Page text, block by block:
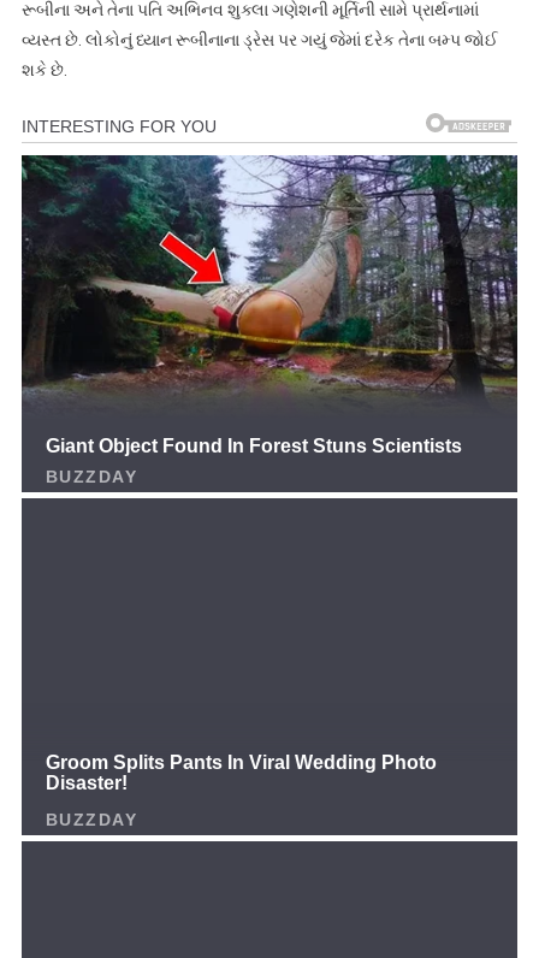
રૂબીના અને તેના પતિ અભિનવ શુક્લા ગણેશની મૂર્તિની સામે પ્રાર્થનામાં
વ્યસ્ત છે. લોકોનું ધ્યાન રૂબીનાના ડ્રેસ પર ગયું જેમાં દરેક તેના બમ્પ જોઈ
શકે છે.